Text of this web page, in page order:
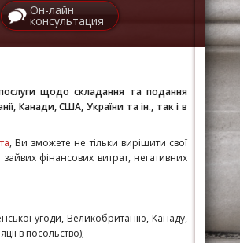
Он-лайн
консультация
щодо складання та подання
Канади, США, України та ін., так і в
, Ви зможете не тільки вирішити свої
фінансових витрат, негативних
угоди, Великобританію, Канаду,
в посольство);